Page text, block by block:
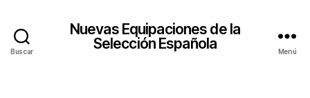
Buscar
Nuevas Equipaciones de la
Selección Española
Menú